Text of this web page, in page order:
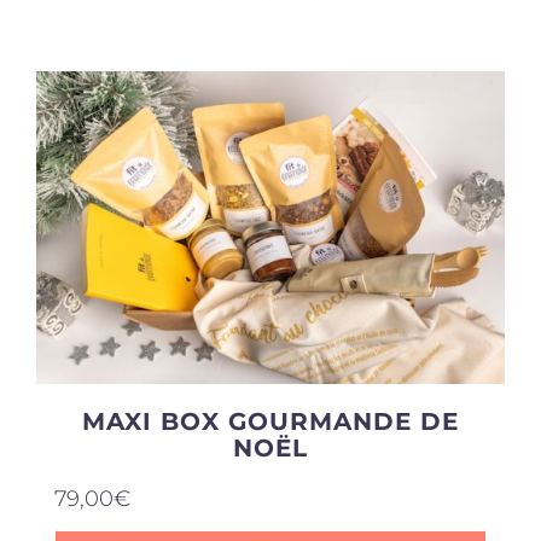
Produits sains
Click and collect
Traiteur
Cours
Accessoires
MAXI BOX GOURMANDE DE
NOËL
79,00€